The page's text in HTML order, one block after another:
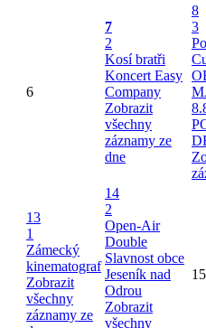
6
7
2
Kosí bratři
Koncert Easy
Company
Zobrazit
všechny
záznamy ze
dne
8
3
13
1
Zámecký
kinematograf
Zobrazit
všechny
záznamy ze
14
2
Open-Air
Double
Slavnost obce
Jeseník nad
Odrou
Zobrazit
všechny
15